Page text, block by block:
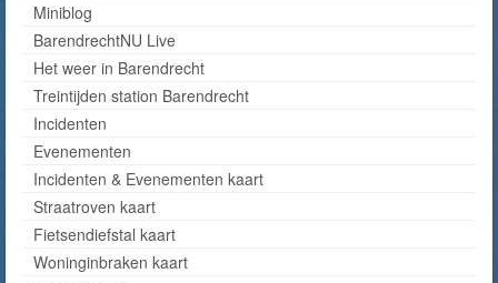
Miniblog
BarendrechtNU Live
Het weer in Barendrecht
Treintijden station Barendrecht
Incidenten
Evenementen
Incidenten & Evenementen kaart
Straatroven kaart
Fietsendiefstal kaart
Woninginbraken kaart